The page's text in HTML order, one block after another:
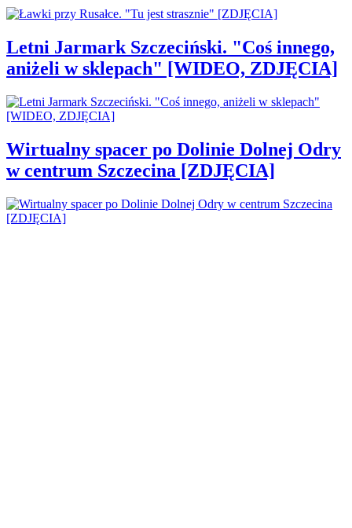
Letni Jarmark Szczeciński. "Coś innego,
aniżeli w sklepach" [WIDEO, ZDJĘCIA]
Wirtualny spacer po Dolinie Dolnej Odry
w centrum Szczecina [ZDJĘCIA]